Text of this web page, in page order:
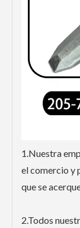
1.Nuestra
el comercio y
que se
2.Todos